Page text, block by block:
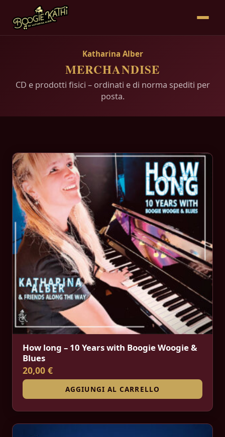
Katharina Alber
MERCHANDISE
CD e prodotti fisici – ordinati e di norma spediti per
posta.
How long – 10 Years with Boogie Woogie &
Blues
20,00 €
AGGIUNGI AL CARRELLO